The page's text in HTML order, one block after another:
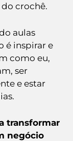
crochê.
aulas
é inspirar e
como eu,
ser
e estar
transformar
negócio